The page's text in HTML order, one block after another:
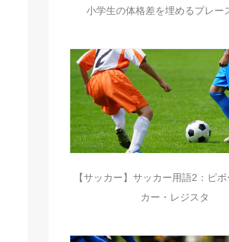
小学生の体格差を埋めるプレー
【サッカー】サッカー用語2：ピ
カー・レジスタ